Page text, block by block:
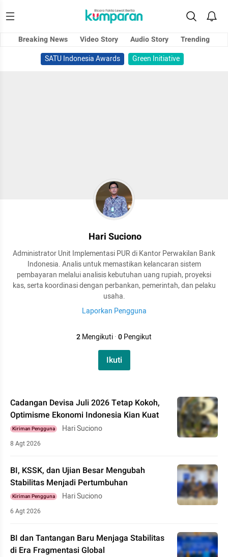
Breaking News Video Story Audio Story
Trending
SATU Indonesia Awards
Green Initiative
Hari Suciono
Administrator Unit Implementasi PUR di Kantor Perwakilan Bank
Indonesia. Analis untuk memastikan kelancaran sistem
pembayaran melalui analisis kebutuhan uang rupiah, proyeksi
kas, serta koordinasi dengan perbankan, pemerintah, dan pelaku
usaha.
Laporkan Pengguna
2Mengikuti·0Pengikut
Ikuti
Cadangan Devisa Juli 2026 Tetap Kokoh,
Optimisme Ekonomi Indonesia Kian Kuat
Kiriman Pengguna Hari Suciono
8 Agt 2026
BI, KSSK, dan Ujian Besar Mengubah
Stabilitas Menjadi Pertumbuhan
Kiriman Pengguna Hari Suciono
6 Agt 2026
BI dan Tantangan Baru Menjaga Stabilitas
di Era Fragmentasi Global